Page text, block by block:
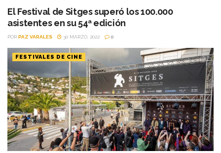
última creación, Cuando acecha la...
El Festival de Sitges superó los 100.000
asistentes en su 54ª edición
POR PAZ VARALES 30 MARZO, 2022 0
FESTIVALES DE CINE